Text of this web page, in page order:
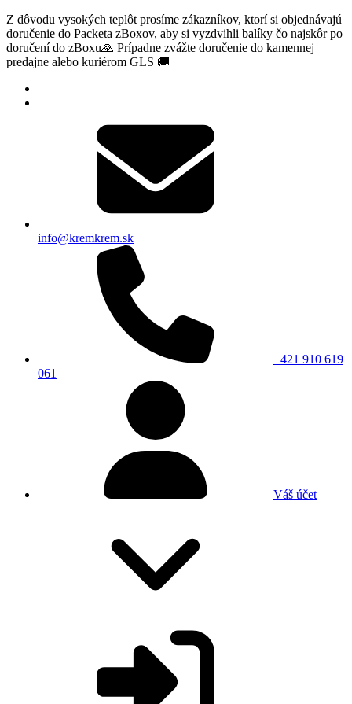
Z dôvodu vysokých teplôt prosíme zákazníkov, ktorí si objednávajú
doručenie do Packeta zBoxov, aby si vyzdvihli balíky čo najskôr po
doručení do zBoxu🙏 Prípadne zvážte doručenie do kamennej
predajne alebo kuriérom GLS 🚚
info@kremkrem.sk
+421 910 619
061
Váš účet